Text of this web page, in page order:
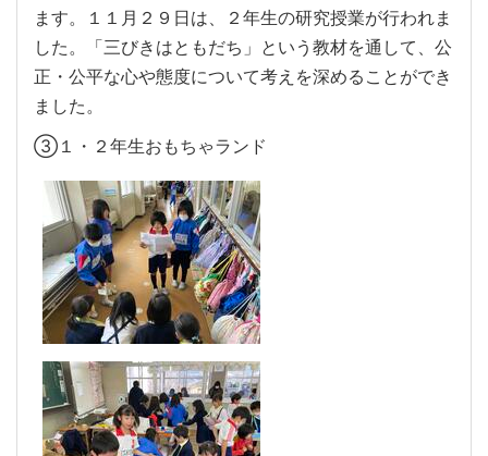
ます。１１月２９日は、２年生の研究授業が行われま
した。「三びきはともだち」という教材を通して、公
正・公平な心や態度について考えを深めることができ
ました。
③１・２年生おもちゃランド